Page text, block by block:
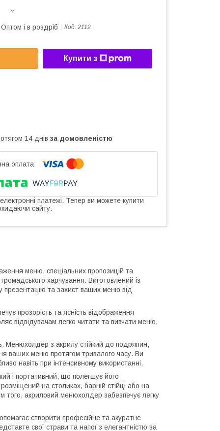
Оптом і в роздріб Код: 2112
Купити з
14 днів за домовленістю
платежі. Тепер ви можете купити
сайту.
меню, спеціальних пропозицій та
харчування. Виготовлений із
презентацію та захист ваших меню від
прозорість та ясність відображення
відвідувачам легко читати та вивчати меню,
Менюхолдер з акрилу стійкий до подряпин,
ваших меню протягом тривалого часу. Ви
навіть при інтенсивному використанні.
і портативний, що полегшує його
на столиках, барній стійці або на
того, акриловий менюхолдер забезпечує легку
створити професійне та акуратне
свої страви та напої з елегантністю за